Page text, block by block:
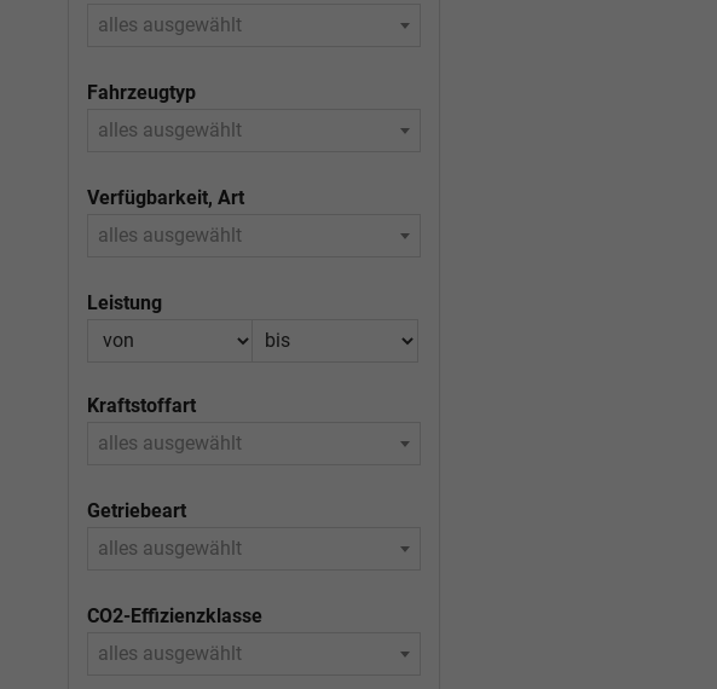
alles ausgewählt
Fahrzeugtyp
alles ausgewählt
Verfügbarkeit, Art
alles ausgewählt
Leistung
Kraftstoffart
alles ausgewählt
Getriebeart
alles ausgewählt
CO2-Effizienzklasse
alles ausgewählt